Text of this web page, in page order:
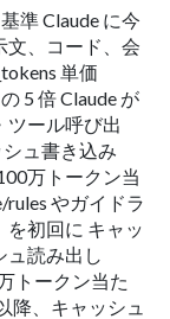
準 Claude に今
文、コード、会
単価
5 倍 Claude が
ツール呼び出
ュ書き込み
万トークン当
rules やガイドラ
初回に キャッ
ュ読み出し
トークン当た
降、キャッシュ